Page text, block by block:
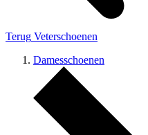
Terug Veterschoenen
Damesschoenen